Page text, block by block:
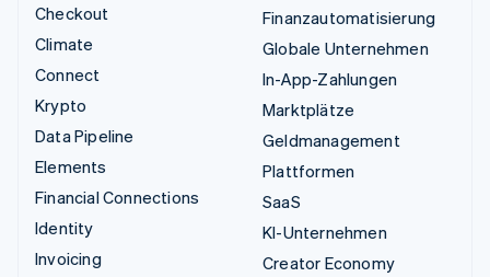
Checkout
Climate
Connect
Krypto
Data Pipeline
Elements
Financial Connections
Identity
Invoicing
Finanzautomatisierung
Globale Unternehmen
In-App-Zahlungen
Marktplätze
Geldmanagement
Plattformen
SaaS
KI-Unternehmen
Creator Economy